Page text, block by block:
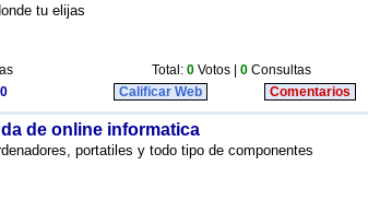
tu elijas
Total: 0 Votos | 0 Consultas
Calificar Web Comentarios
de online informatica
portatiles y todo tipo de componentes